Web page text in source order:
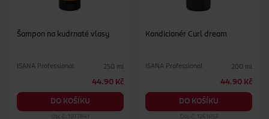
Šampon na kudrnaté vlasy
ISANA Professional 250 ml
44.90 Kč
DO KOŠÍKU
Obj. č.: 1077841
Kondicionér Curl dream
ISANA Professional 200 ml
44.90 Kč
DO KOŠÍKU
Obj. č.: 1261653